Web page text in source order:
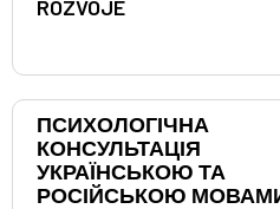
ROZVOJE
ПСИХОЛОГІЧНА
КОНСУЛЬТАЦІЯ
УКРАЇНСЬКОЮ ТА
РОСІЙСЬКОЮ